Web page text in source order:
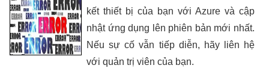
kết thiết bị của bạn với Azure và cập
nhật ứng dụng lên phiên bản mới nhất.
Nếu sự cố vẫn tiếp diễn, hãy liên hệ
với quản trị viên của bạn.